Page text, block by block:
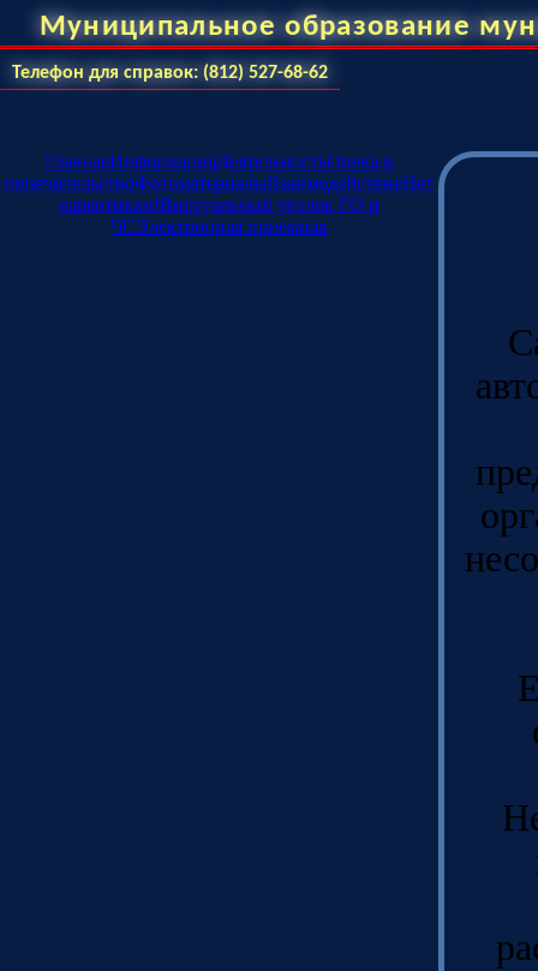
Муниципальное образование
Телефон для справок: (812) 527-68-62
ГлавнаяИнформацияДеятельностьОпека и
попечительствоФотоматериалыВзаимодействиеНет
наркотикам!Виртуальный уголок ГО и
ЧСЭлектронная приемная